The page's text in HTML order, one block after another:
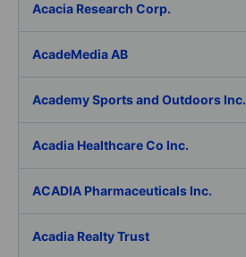
Acacia Research Corp.
AcadeMedia AB
Academy Sports and Outdoors Inc.
Acadia Healthcare Co Inc.
ACADIA Pharmaceuticals Inc.
Acadia Realty Trust